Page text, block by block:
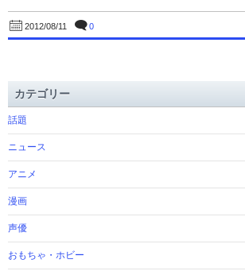
2012/08/11 0
カテゴリー
話題
ニュース
アニメ
漫画
声優
おもちゃ・ホビー